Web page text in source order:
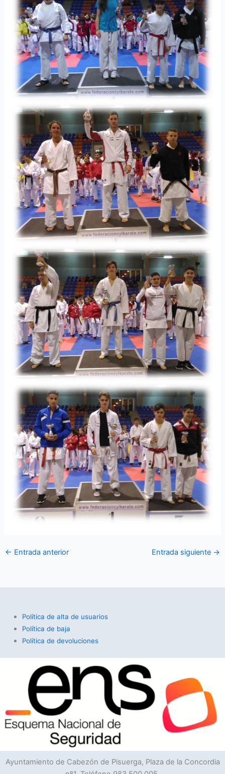
← Entrada anterior Entrada siguiente →
Política de alta de usuarios
Política de baja
Política de devoluciones
Ayuntamiento de Cabezón de Pisuerga, Plaza de la Concordia